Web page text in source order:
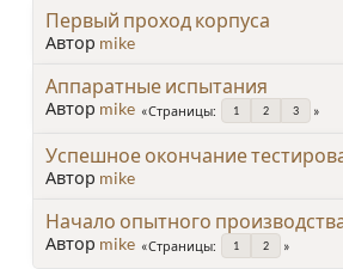
Первый проход корпуса
Автор mike
Аппаратные испытания
Автор mike Страницы 1 2 3
Успешное окончание
Автор mike
Начало опытного
Автор mike Страницы 1 2